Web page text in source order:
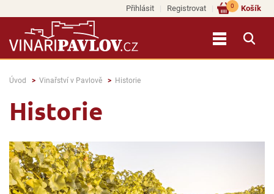
Přihlásit Registrovat Košík
0
Úvod Vinařství v Pavlově Historie
Historie